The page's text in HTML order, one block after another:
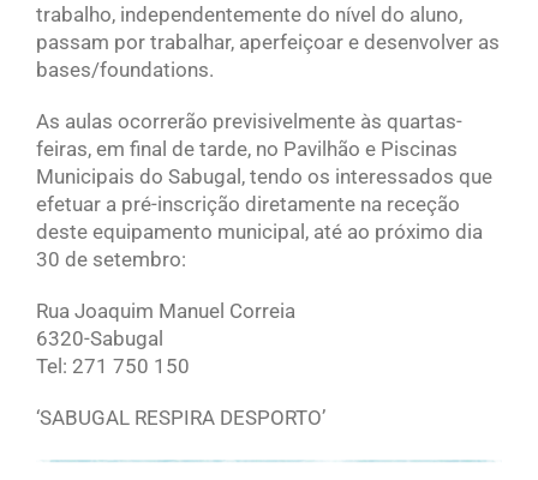
trabalho, independentemente do nível do aluno,
passam por trabalhar, aperfeiçoar e desenvolver as
bases/foundations.
As aulas ocorrerão previsivelmente às quartas-
feiras, em final de tarde, no Pavilhão e Piscinas
Municipais do Sabugal, tendo os interessados que
efetuar a pré-inscrição diretamente na receção
deste equipamento municipal, até ao próximo dia
30 de setembro:
Rua Joaquim Manuel Correia
6320-Sabugal
Tel: 271 750 150
‘SABUGAL RESPIRA DESPORTO’